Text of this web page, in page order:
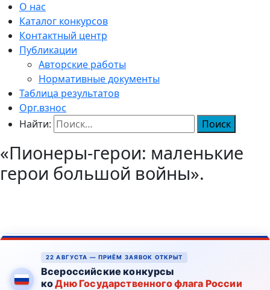
О нас
Каталог конкурсов
Контактный центр
Публикации
Авторские работы
Нормативные документы
Таблица результатов
Орг.взнос
Найти:
«Пионеры-герои: маленькие
герои большой войны».
22 АВГУСТА — ПРИЁМ ЗАЯВОК ОТКРЫТ
Всероссийские конкурсы
коДню Государственного флага России